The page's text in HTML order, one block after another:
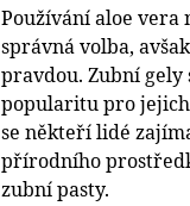
Používání aloe vera
správná volba,
pravdou. Zubní gely
popularitu pro
se někteří lidé
přírodního
zubní pasty.